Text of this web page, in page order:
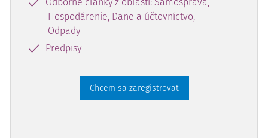
Hospodárenie, Dane a účtovníctvo,
Odpady
Predpisy
Chcem sa zaregistrovať